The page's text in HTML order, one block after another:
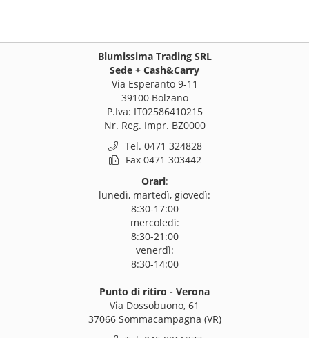
Blumissima Trading SRL
Sede + Cash&Carry
Via Esperanto 9-11
39100 Bolzano
P.Iva: IT02586410215
Nr. Reg. Impr. BZ0000
Tel. 0471 324828
Fax 0471 303442
Orari:
lunedì, martedì, giovedì:
8:30-17:00
mercoledì:
8:30-21:00
venerdì:
8:30-14:00
Punto di ritiro - Verona
Via Dossobuono, 61
37066 Sommacampagna (VR)